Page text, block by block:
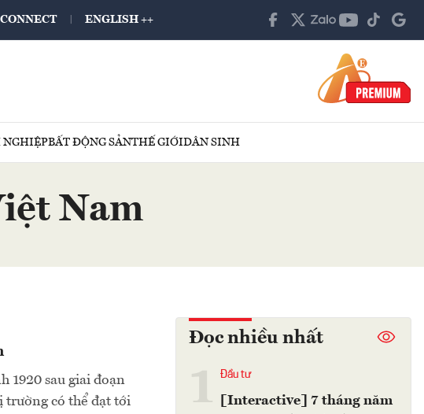
ENGLISH ++
NGHIỆPBẤT ĐỘNG SẢNTHẾ GIỚIDÂN SINH
Nam
1920 sau giai đoạn
trường có thể đạt tới
Đọc nhiều nhất
Đầu tư
[Interactive] 7 tháng năm